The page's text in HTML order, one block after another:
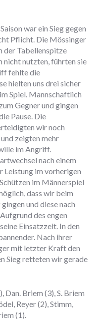
war ein Sieg gegen
Pflicht. Die Mössinger
der Tabellenspitze
nicht nutzten, führten sie
fehlte die
hielten uns drei sicher
Spiel. Mannschaftlich
Gegner und gingen
Pause. Die
wir noch
zeigten mehr
im Angriff.
nach einem
Leistung im vorherigen
im Männerspiel
dass wir beim
und diese nach
des engen
Einsatzzeit. In den
Nach ihrer
mit letzter Kraft den
Sieg retteten wir gerade
Dan. Briem (3), S. Briem
Reyer (2), Stimm,
(1).